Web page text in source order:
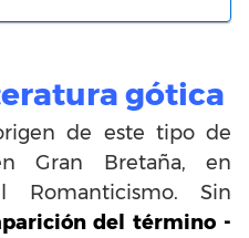
gótica
de este tipo de
Gran Bretaña, en
Romanticismo. Sin
del término -